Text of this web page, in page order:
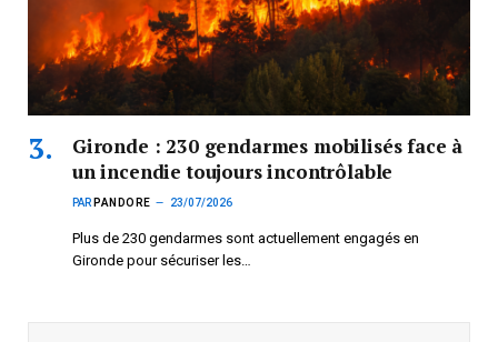
Gironde : 230 gendarmes mobilisés face à
un incendie toujours incontrôlable
PAR PANDORE 23/07/2026
Plus de 230 gendarmes sont actuellement engagés en
Gironde pour sécuriser les…